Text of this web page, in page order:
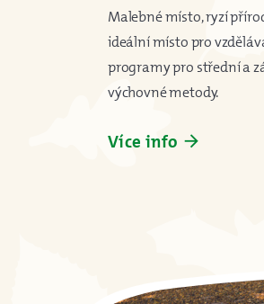
Malebné místo, ryzí
ideální místo pro
programy pro střední a
výchovné metody.
Více info arrow_forward